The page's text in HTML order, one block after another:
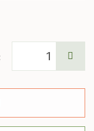
tataricum
ginnala
esdoorn